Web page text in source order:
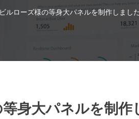
ルローズ様の等身大パネルを制作しまし
身大パネルを制